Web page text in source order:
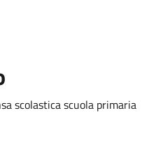
scolastica scuola primaria